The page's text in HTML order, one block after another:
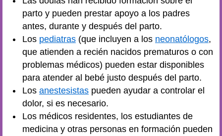
parto y pueden prestar apoyo a los padres
antes, durante y después del parto.
Los pediatras (que incluyen a los neonatólogos,
que atienden a recién nacidos prematuros o con
problemas médicos) pueden estar disponibles
para atender al bebé justo después del parto.
Los anestesistas pueden ayudar a controlar el
dolor, si es necesario.
Los médicos residentes, los estudiantes de
medicina y otras personas en formación pueden